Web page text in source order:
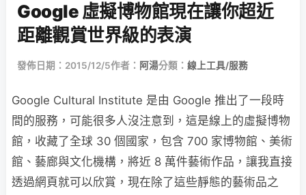
Google 虛擬博物館現在讓你超近
距離觀賞世界級的表演
發佈日期：2015/12/5作者： 阿湯分類： 線上工具/服務
Google Cultural Institute 是由 Google 推出了一段時
間的服務，可能很多人沒注意到，這是線上的虛擬博物
館，收藏了全球 30 個國家，包含 700 家博物館、美術
館、藝廊與文化機構，將近 8 萬件藝術作品，讓我直接
透過網頁就可以欣賞，現在除了這些靜態的藝術品之